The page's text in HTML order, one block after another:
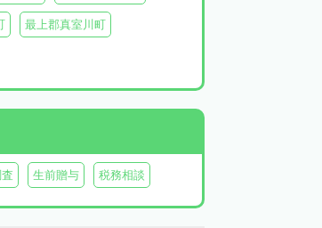
最上郡真室川町
生前贈与 税務相談